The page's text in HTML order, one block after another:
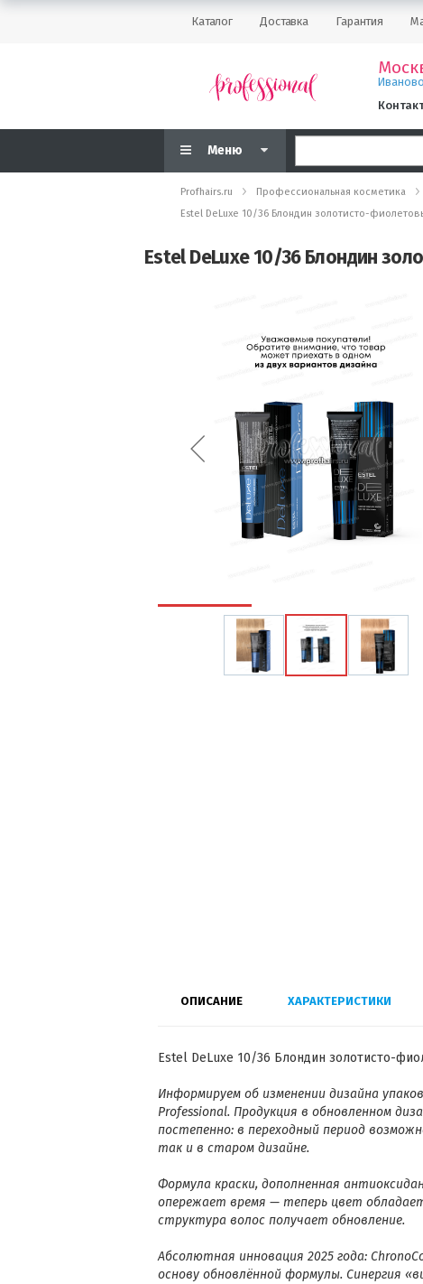
Каталог Доставка Гарантия
Иваново
Меню
Profhairs.ru Профессиональная косметика
Estel DeLuxe 10/36 Блондин золотисто-
Estel DeLuxe 10/36 Блондин
ОПИСАНИЕ ХАРАКТЕРИСТИКИ
Estel DeLuxe 10/36 Блондин золотисто-
Информируем об изменении дизайна
Professional. Продукция в обновленном
постепенно: в переходный период
так и в старом дизайне.
Формула краски, дополненная
опережает время — теперь цвет
структура волос получает обновление.
Абсолютная инновация 2025 года:
основу обновлённой формулы. Синергия